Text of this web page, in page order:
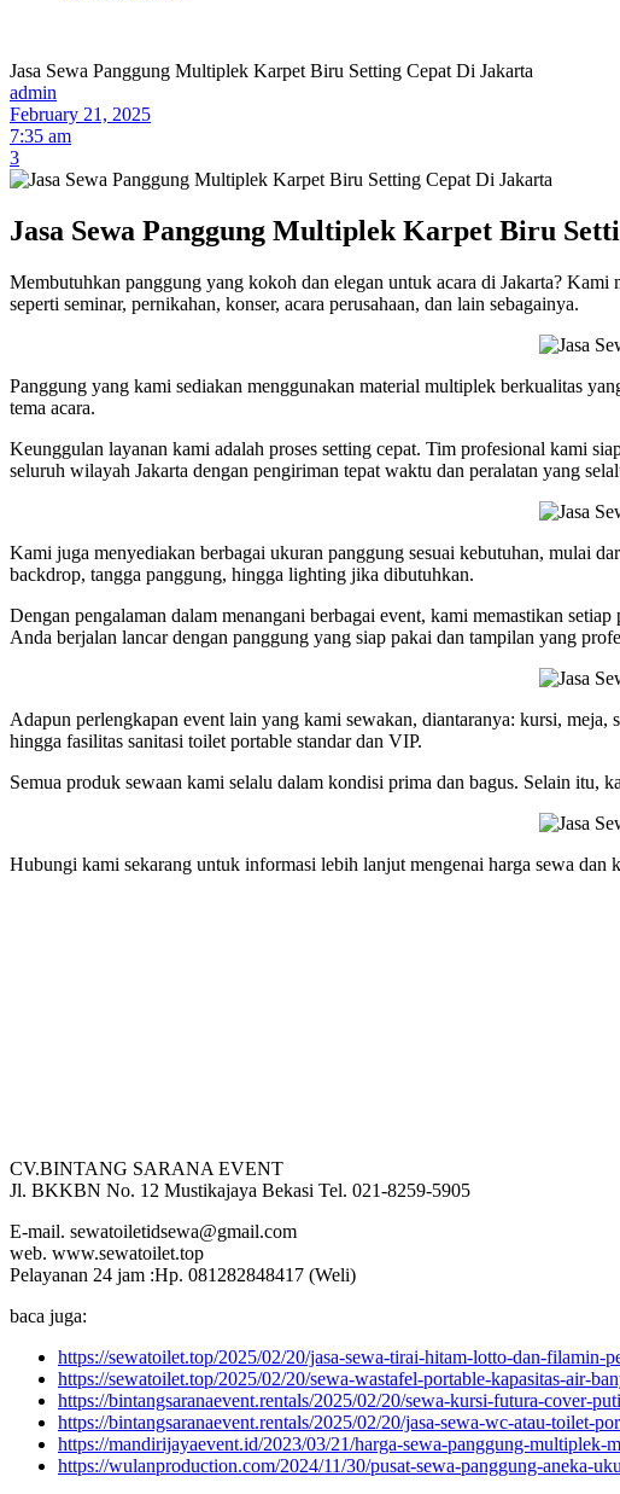
Jasa Sewa Panggung Multiplek Karpet Biru Setting Cepat Di Jakarta
admin
February 21, 2025
7:35 am
3
Jasa Sewa Panggung Multiplek Karpet Biru
Membutuhkan panggung yang kokoh dan elegan untuk acara di Jakarta?
seperti seminar, pernikahan, konser, acara perusahaan, dan lain sebagainya.
Panggung yang kami sediakan menggunakan material multiplek berkualitas
tema acara.
Keunggulan layanan kami adalah proses setting cepat. Tim profesional kami
seluruh wilayah Jakarta dengan pengiriman tepat waktu dan peralatan yang
Kami juga menyediakan berbagai ukuran panggung sesuai kebutuhan, mulai
backdrop, tangga panggung, hingga lighting jika dibutuhkan.
Dengan pengalaman dalam menangani berbagai event, kami memastikan
Anda berjalan lancar dengan panggung yang siap pakai dan tampilan yang
Adapun perlengkapan event lain yang kami sewakan, diantaranya: kursi,
hingga fasilitas sanitasi toilet portable standar dan VIP.
Semua produk sewaan kami selalu dalam kondisi prima dan bagus. Selain itu,
Hubungi kami sekarang untuk informasi lebih lanjut mengenai harga sewa
CV.BINTANG SARANA EVENT
Jl. BKKBN No. 12 Mustikajaya Bekasi Tel. 021-8259-5905
E-mail. sewatoiletidsewa@gmail.com
web. www.sewatoilet.top
Pelayanan 24 jam :Hp. 081282848417 (Weli)
baca juga:
https://sewatoilet.top/2025/02/20/jasa-sewa-tirai-hitam-lotto-dan-filamin-
https://sewatoilet.top/2025/02/20/sewa-wastafel-portable-kapasitas-air-
https://bintangsaranaevent.rentals/2025/02/20/sewa-kursi-futura-cover-
https://bintangsaranaevent.rentals/2025/02/20/jasa-sewa-wc-atau-toilet-
https://mandirijayaevent.id/2023/03/21/harga-sewa-panggung-multiplek-
https://wulanproduction.com/2024/11/30/pusat-sewa-panggung-aneka-